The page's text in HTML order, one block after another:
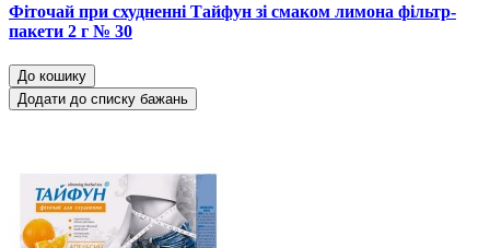
Фіточай при схудненні Тайфун зі смаком лимона фільтр-
пакети 2 г № 30
До кошику
Додати до списку бажань